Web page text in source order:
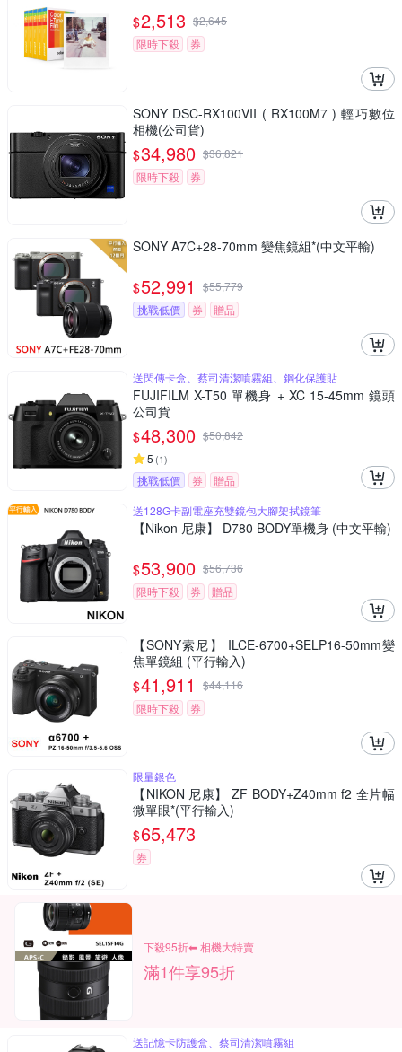
$2,513 $2,645
限時下殺
券
SONY DSC-RX100VII ( RX100M7 ) 輕巧數位
相機(公司貨)
$34,980 $36,821
限時下殺
券
SONY A7C+28-70mm 變焦鏡組*(中文平輸)
$52,991 $55,779
挑戰低價
券 贈品
送閃傳卡盒、蔡司清潔噴霧組、鋼化保護貼
FUJIFILM X-T50 單機身 + XC 15-45mm 鏡頭
公司貨
$48,300 $50,842
5 (1)
挑戰低價 券
贈品
送128G卡副電座充雙鏡包大腳架拭鏡筆
【Nikon 尼康】 D780 BODY單機身 (中文平輸)
$53,900 $56,736
限時下殺
券 贈品
【SONY索尼】 ILCE-6700+SELP16-50mm變
焦單鏡組 (平行輸入)
$41,911 $44,116
限時下殺
券
限量銀色
【NIKON 尼康】 ZF BODY+Z40mm f2 全片幅
微單眼*(平行輸入)
$65,473
券
下殺95折⬅︎ 相機大特賣
滿1件享95折
送記憶卡防護盒、蔡司清潔噴霧組